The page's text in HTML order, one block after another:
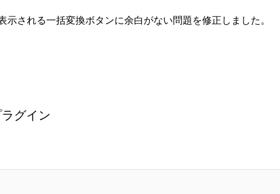
示される一括変換ボタンに余白がない問題を修正しました。
グイン